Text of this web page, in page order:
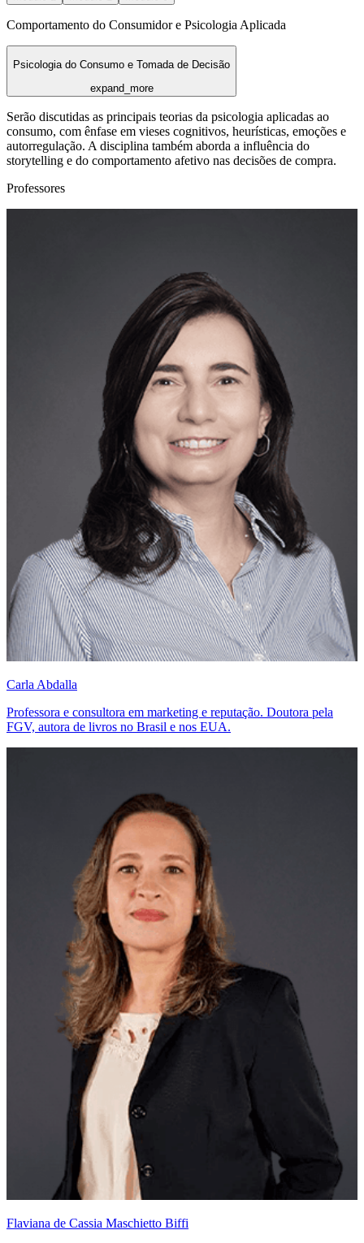
Comportamento do Consumidor e Psicologia Aplicada
Psicologia do Consumo e Tomada de Decisão
expand_more
Serão discutidas as principais teorias da psicologia aplicadas ao
consumo, com ênfase em vieses cognitivos, heurísticas, emoções e
autorregulação. A disciplina também aborda a influência do
storytelling e do comportamento afetivo nas decisões de compra.
Professores
Carla Abdalla
Professora e consultora em marketing e reputação. Doutora pela
FGV, autora de livros no Brasil e nos EUA.
Flaviana de Cassia Maschietto Biffi